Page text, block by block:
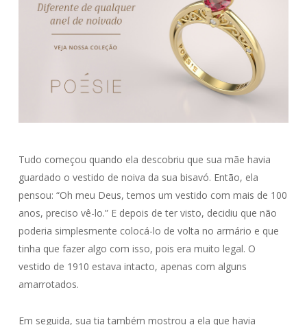
Tudo começou quando ela descobriu que sua mãe havia
guardado o vestido de noiva da sua bisavó. Então, ela
pensou: “Oh meu Deus, temos um vestido com mais de 100
anos, preciso vê-lo.” E depois de ter visto, decidiu que não
poderia simplesmente colocá-lo de volta no armário e que
tinha que fazer algo com isso, pois era muito legal. O
vestido de 1910 estava intacto, apenas com alguns
amarrotados.
Em seguida, sua tia também mostrou a ela que havia